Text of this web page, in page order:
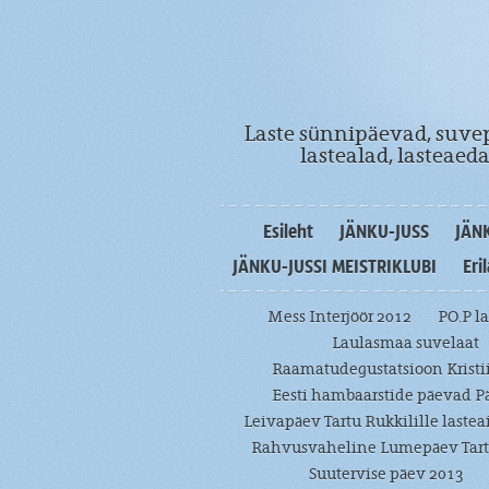
Laste sünnipäevad,
lastealad,
Esileht JÄNKU-JUSS
JÄNKU-JUSSI MEISTRIKLUBI
Mess Interjöör 2012
PO.P
Laulasmaa suvelaat
Raamatudegustatsioon
Eesti hambaarstide päevad
Leivapäev Tartu Rukkilille
Rahvusvaheline Lumepäev
Suutervise päev 2013